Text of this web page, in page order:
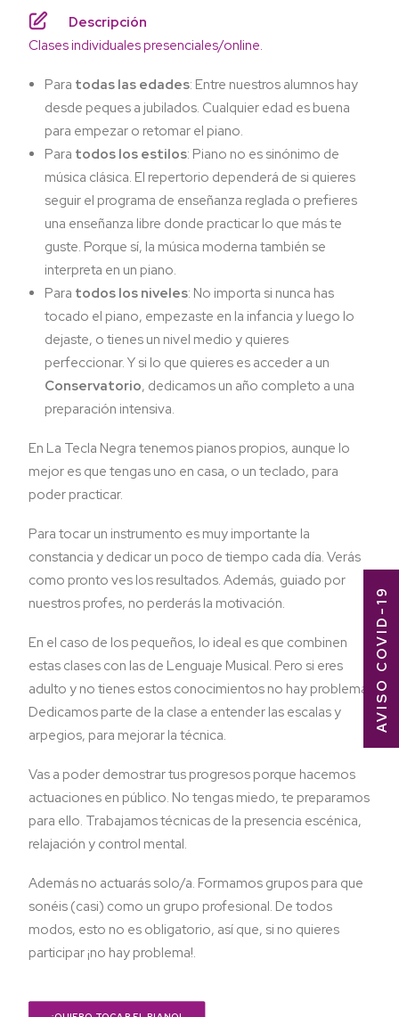
Descripción
Clases individuales presenciales/online.
Para todas las edades: Entre nuestros alumnos hay
desde peques a jubilados. Cualquier edad es buena
para empezar o retomar el piano.
Para todos los estilos: Piano no es sinónimo de
música clásica. El repertorio dependerá de si quieres
seguir el programa de enseñanza reglada o prefieres
una enseñanza libre donde practicar lo que más te
guste. Porque sí, la música moderna también se
interpreta en un piano.
Para todos los niveles: No importa si nunca has
tocado el piano, empezaste en la infancia y luego lo
dejaste, o tienes un nivel medio y quieres
perfeccionar. Y si lo que quieres es acceder a un
Conservatorio, dedicamos un año completo a una
preparación intensiva.
En La Tecla Negra tenemos pianos propios, aunque lo
mejor es que tengas uno en casa, o un teclado, para
poder practicar.
Para tocar un instrumento es muy importante la
constancia y dedicar un poco de tiempo cada día. Verás
como pronto ves los resultados. Además, guiado por
nuestros profes, no perderás la motivación.
En el caso de los pequeños, lo ideal es que combinen
estas clases con las de Lenguaje Musical. Pero si eres
adulto y no tienes estos conocimientos no hay problema.
Dedicamos parte de la clase a entender las escalas y
arpegios, para mejorar la técnica.
Vas a poder demostrar tus progresos porque hacemos
actuaciones en público. No tengas miedo, te preparamos
para ello. Trabajamos técnicas de la presencia escénica,
relajación y control mental.
Además no actuarás solo/a. Formamos grupos para que
sonéis (casi) como un grupo profesional. De todos
modos, esto no es obligatorio, así que, si no quieres
participar ¡no hay problema!.
AVISO COVID-19